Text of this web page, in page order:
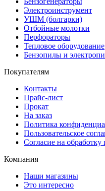
Электроинструмент
УШМ (болгарки)
Отбойные молотки
Перфораторы
Тепловое оборудование
Бензопилы и
Покупателям
Контакты
Прайс-лист
Прокат
На заказ
Политика
Пользовательское
Согласие на
Компания
Наши магазины
Это интересно